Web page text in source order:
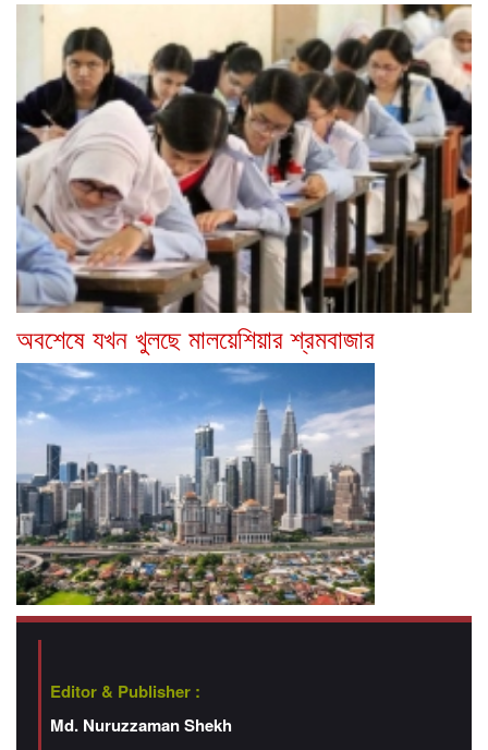
অবশেষে যখন খুলছে মালয়েশিয়ার শ্রমবাজার
Editor & Publisher :
Md. Nuruzzaman Shekh